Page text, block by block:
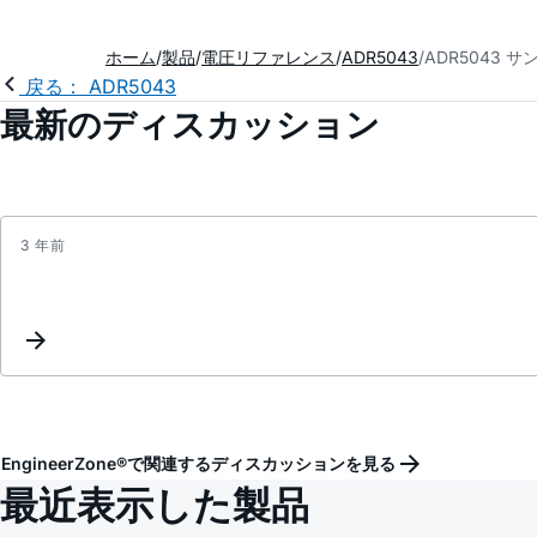
ホーム 製品 電圧リファレンス ADR5043 ADR5043 サ
戻る： ADR5043
最新のディスカッション
3 年前
EngineerZone®で関連するディスカッションを見る
最近表示した製品